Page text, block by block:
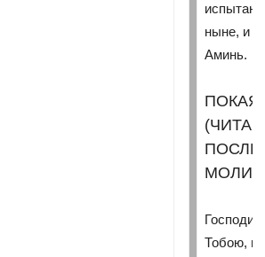
ныне, и
Аминь.
ПОСЛЕ
Господи,
Тобою,